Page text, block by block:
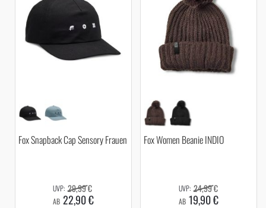
Fox Snapback Cap Sensory Frauen
AB 22,90 €
29,99 €
Fox Women Beanie INDIO
AB 19,90 €
24,99 €